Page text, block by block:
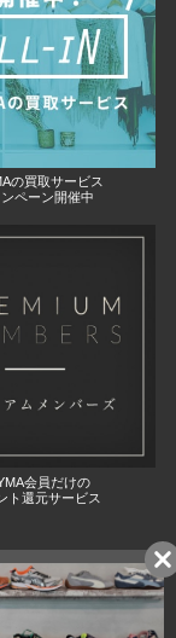
の買取サービス
ペーン開催中
会員だけの
ト還元サービス